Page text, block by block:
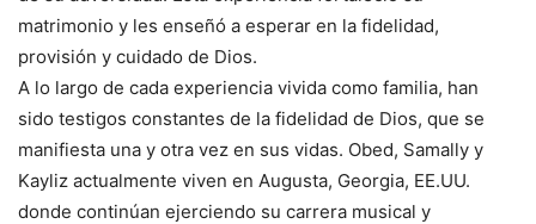
matrimonio y les enseñó a esperar en la fidelidad,
provisión y cuidado de Dios.
A lo largo de cada experiencia vivida como familia, han
sido testigos constantes de la fidelidad de Dios, que se
manifiesta una y otra vez en sus vidas. Obed, Samally y
Kayliz actualmente viven en Augusta, Georgia, EE.UU.
donde continúan ejerciendo su carrera musical y